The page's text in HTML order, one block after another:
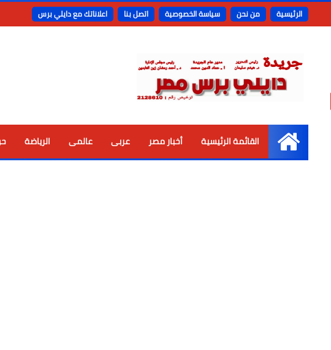
الرئيسية من نحن سياسة الخصوصية اتصل بنا اعلاناتك مع دايلي برس
الرئيسية
القائمة الرئيسية أخبار مصر عربى عالمى الرياضة